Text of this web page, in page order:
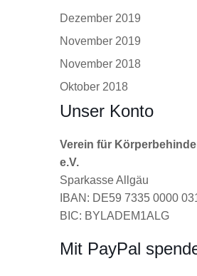
Dezember 2019
November 2019
November 2018
Oktober 2018
Unser Konto
Verein für
e.V.
Sparkasse Allgäu
IBAN: DE59 7335 0000
BIC: BYLADEM1ALG
Mit PayPal